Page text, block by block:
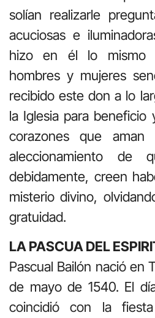
solían realizarle
acuciosas e
hizo en él lo mismo
hombres y mujeres
recibido este don a lo
la Iglesia para beneficio
corazones que
aleccionamiento de
debidamente, creen
misterio divino,
gratuidad.
LA PASCUA DEL
Pascual Bailón nació en
de mayo de 1540. El
coincidió con la